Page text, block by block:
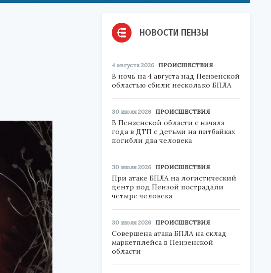
НОВОСТИ ПЕНЗЫ
4 августа 2026 ПРОИСШЕСТВИЯ
В ночь на 4 августа над Пензенской
областью сбили несколько БПЛА
30 июля 2026 ПРОИСШЕСТВИЯ
В Пензенской области с начала
года в ДТП с детьми на питбайках
погибли два человека
30 июля 2026 ПРОИСШЕСТВИЯ
При атаке БПЛА на логистический
центр под Пензой пострадали
четыре человека
30 июля 2026 ПРОИСШЕСТВИЯ
Совершена атака БПЛА на склад
маркетплейса в Пензенской
области